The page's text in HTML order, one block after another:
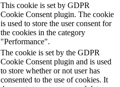
This cookie is set by GDPR
Cookie Consent plugin. The cookie
is used to store the user consent for
the cookies in the category
"Performance".
The cookie is set by the GDPR
Cookie Consent plugin and is used
to store whether or not user has
consented to the use of cookies. It